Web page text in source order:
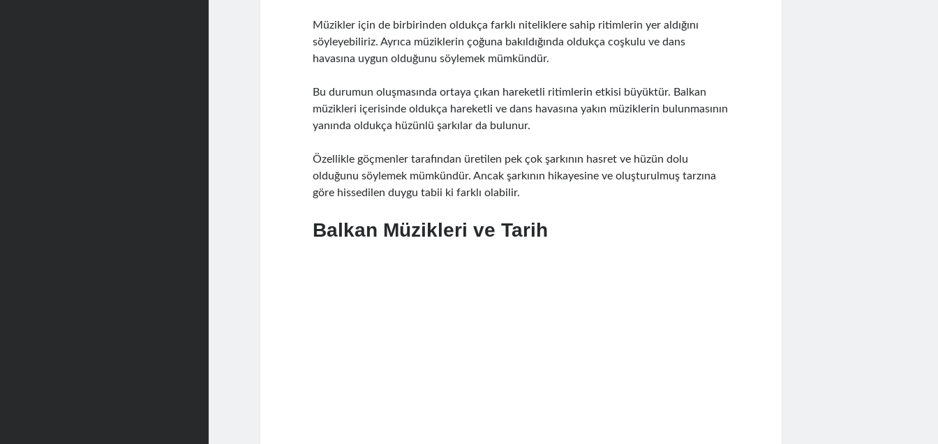
Müzikler için de birbirinden oldukça farklı niteliklere sahip ritimlerin yer aldığını
söyleyebiliriz. Ayrıca müziklerin çoğuna bakıldığında oldukça coşkulu ve dans
havasına uygun olduğunu söylemek mümkündür.
Bu durumun oluşmasında ortaya çıkan hareketli ritimlerin etkisi büyüktür. Balkan
müzikleri içerisinde oldukça hareketli ve dans havasına yakın müziklerin bulunmasının
yanında oldukça hüzünlü şarkılar da bulunur.
Özellikle göçmenler tarafından üretilen pek çok şarkının hasret ve hüzün dolu
olduğunu söylemek mümkündür. Ancak şarkının hikayesine ve oluşturulmuş tarzına
göre hissedilen duygu tabii ki farklı olabilir.
Balkan Müzikleri ve Tarih